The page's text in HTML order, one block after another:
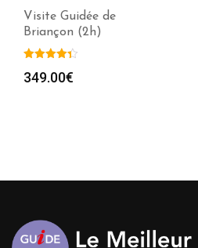
Visite Guidée de
Briançon (2h)
349.00€